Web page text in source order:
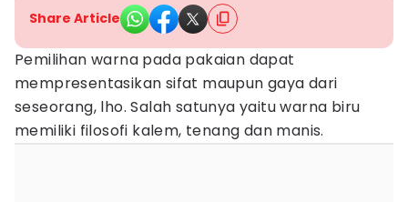
Share Article
Pemilihan warna pada pakaian dapat
mempresentasikan sifat maupun gaya dari
seseorang, lho. Salah satunya yaitu warna biru
memiliki filosofi kalem, tenang dan manis.